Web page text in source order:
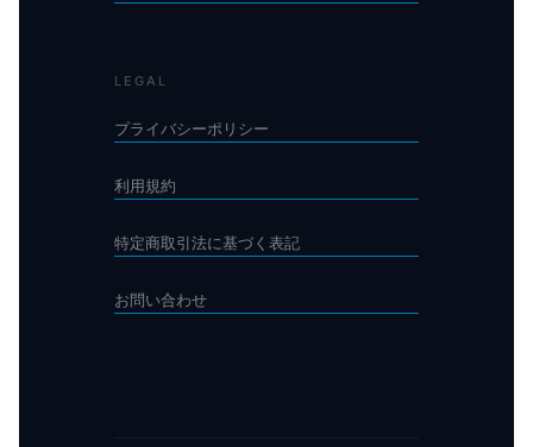
LEGAL
プライバシーポリシー
利用規約
特定商取引法に基づく表記
お問い合わせ